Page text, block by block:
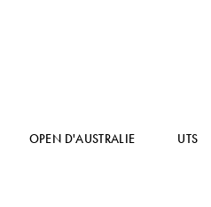
OPEN D'AUSTRALIE UTS